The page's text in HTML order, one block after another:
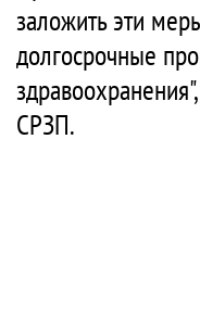
заложить эти
долгосрочные
СРЗП.